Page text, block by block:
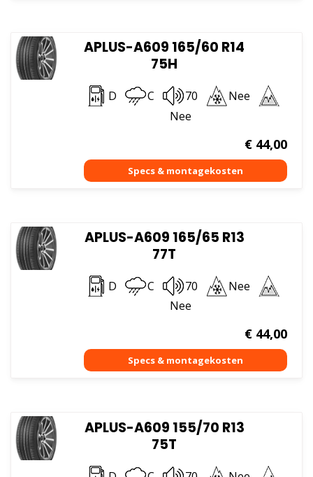
APLUS-A609 165/60 R14
75H
D C 70
Nee
Nee
€44,00
APLUS-A609 165/65 R13
77T
D C 70
Nee
Nee
€44,00
APLUS-A609 155/70 R13
75T